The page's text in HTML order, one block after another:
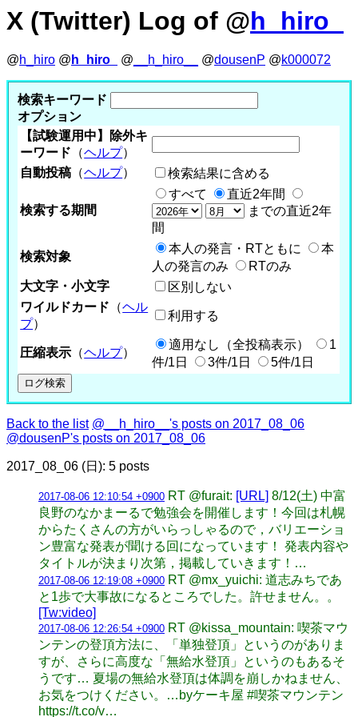
X (Twitter) Log of @h_hiro_
@h_hiro @ h_hiro_ @ __h_hiro__ @dousenP @k000072
検索キーワード
オプション
【試験運用中】除外キ
ーワード （ヘルプ）
自動投稿 （ヘルプ） 検索結果に含める
検索する期間
すべて
直近2年間
までの直近2年
間
検索対象
本人の発言・RTともに
本
人の発言のみ
RTのみ
大文字・小文字
区別しない
ワイルドカード （ヘル
プ）
利用する
圧縮表示 （ヘルプ）
適用なし（全投稿表示）
1
件/1日
3件/1日 5件/1日
Back to the list @__h_hiro__'s posts on 2017_08_06
@dousenP's posts on 2017_08_06
2017_08_06 (日): 5 posts
2017-08-06 12:10:54 +0900 RT @furait: [URL] 8/12(土) 中富
良野のなかまーるで勉強会を開催します！今回は札幌
からたくさんの方がいらっしゃるので，バリエーショ
ン豊富な発表が聞ける回になっています！ 発表内容や
タイトルが決まり次第，掲載していきます！…
2017-08-06 12:19:08 +0900 RT @mx_yuichi: 道志みちであ
と1歩で大事故になるところでした。許せません。。
[Tw:video]
2017-08-06 12:26:54 +0900 RT @kissa_mountain: 喫茶マウ
ンテンの登頂方法に、「単独登頂」というのがありま
すが、さらに高度な「無給水登頂」というのもあるそ
うです… 夏場の無給水登頂は体調を崩しかねません、
お気をつけください。…byケーキ屋 #喫茶マウンテン
https://t.co/v…